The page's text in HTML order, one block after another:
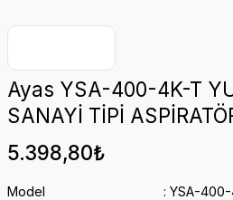
Ayas YSA-400-4K-T
SANAYİ TİPİ
5.398,80₺
Model
YSA-400-